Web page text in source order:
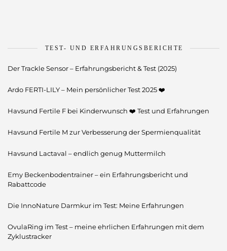
TEST- UND ERFAHRUNGSBERICHTE
Der Trackle Sensor – Erfahrungsbericht & Test (2025)
Ardo FERTI-LILY – Mein persönlicher Test 2025 ❤️
Havsund Fertile F bei Kinderwunsch ❤️ Test und Erfahrungen
Havsund Fertile M zur Verbesserung der Spermienqualität
Havsund Lactaval – endlich genug Muttermilch
Emy Beckenbodentrainer – ein Erfahrungsbericht und
Rabattcode
Die InnoNature Darmkur im Test: Meine Erfahrungen
OvulaRing im Test – meine ehrlichen Erfahrungen mit dem
Zyklustracker